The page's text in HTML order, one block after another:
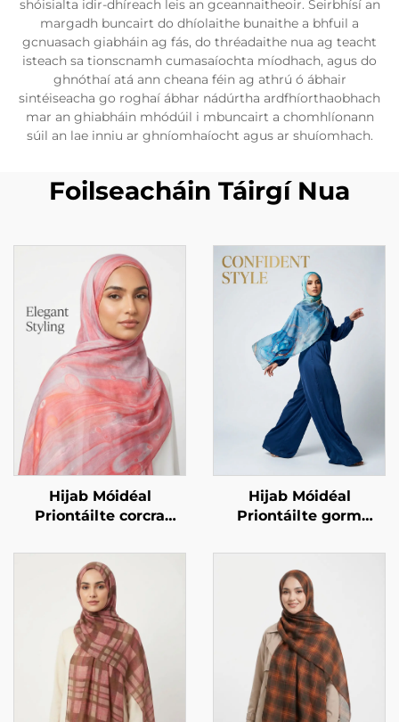
shóisialta idir-dhíreach leis an gceannaitheoir. Seirbhísí an
margadh buncairt do dhíolaithe bunaithe a bhfuil a
gcnuasach giabháin ag fás, do thréadaithe nua ag teacht
isteach sa tionscnamh cumasaíochta míodhach, agus do
ghnóthaí atá ann cheana féin ag athrú ó ábhair
sintéiseacha go roghaí ábhar nádúrtha ardfhíorthaobhach
mar an ghiabháin mhódúil i mbuncairt a chomhlíonann
súil an lae inniu ar ghníomhaíocht agus ar shuíomhach.
Foilseacháin Táirgí Nua
Hijab Móidéal
Priontáilte corcra
Hijab Móidéal
Priontáilte gorm